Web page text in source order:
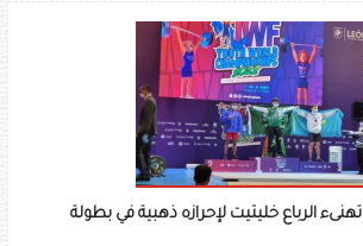
الرباع خليتيت لإحرازه ذهبية في بطولة